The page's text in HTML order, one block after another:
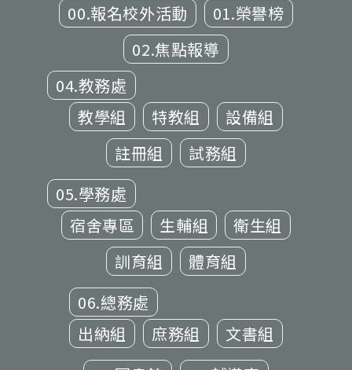
00.報名校外活動
01.榮譽榜
02.焦點報導
04.教務處
教學組
特教組
設備組
註冊組
試務組
05.學務處
宿舍專區
生輔組
衛生組
訓育組
體育組
06.總務處
出納組
庶務組
文書組